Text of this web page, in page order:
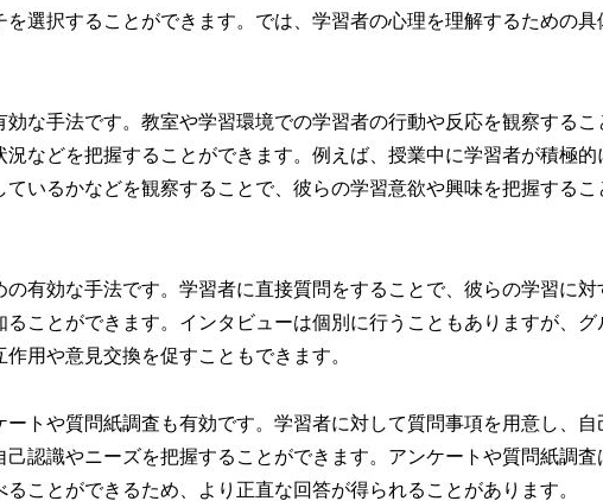
選択することができます。では、学習者の心理を理解するための具
な手法です。教室や学習環境での学習者の行動や反応を観察するこ
などを把握することができます。例えば、授業中に学習者が積極的
いるかなどを観察することで、彼らの学習意欲や興味を把握するこ
有効な手法です。学習者に直接質問をすることで、彼らの学習に対
ことができます。インタビューは個別に行うこともありますが、グ
用や意見交換を促すこともできます。
トや質問紙調査も有効です。学習者に対して質問事項を用意し、自
認識やニーズを把握することができます。アンケートや質問紙調査
ことができるため、より正直な回答が得られることがあります。